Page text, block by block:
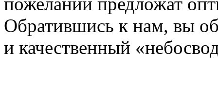
Обратившись к нам, вы
и качественный